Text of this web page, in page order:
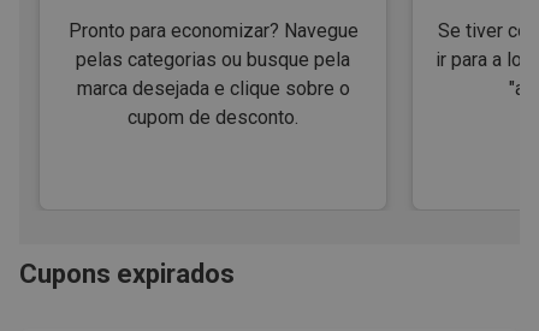
Pronto para economizar? Navegue
pelas categorias ou busque pela
marca desejada e clique sobre o
cupom de desconto.
Se tiver
ir para a
Cupons expirados